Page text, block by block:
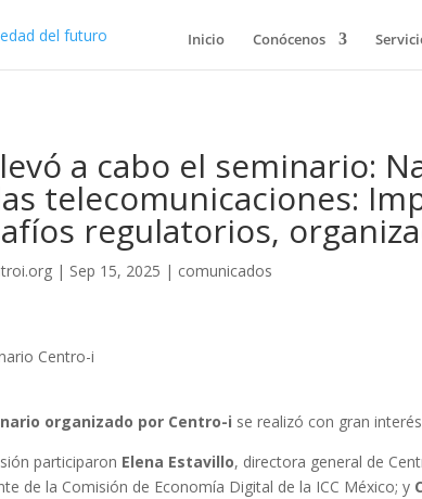
Inicio Conócenos
a cabo el seminario:
telecomunicaciones:
regulatorios,
| Sep 15, 2025 | comunicados
organizado por Centro-i se realizó con gran
participaron Elena Estavillo, directora general de
de la Comisión de Economía Digital de la ICC México; y